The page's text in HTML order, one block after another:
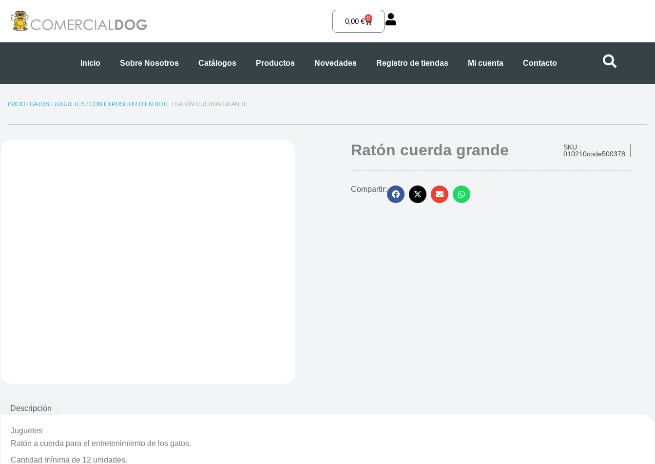
contenido
0,00 € 0
Carrito
Inicio Sobre Nosotros Catálogos Productos Novedades Registro de tiendas Mi cuenta Contacto
INICIO / GATOS / JUGUETES / CON EXPOSITOR O EN BOTE / RATÓN CUERDA GRANDE
Ratón cuerda grande
SKU :
010210code500378
Compartir:
Descripción
Juguetes
Ratón a cuerda para el entretenimiento de los gatos.
Cantidad mínima de 12 unidades.